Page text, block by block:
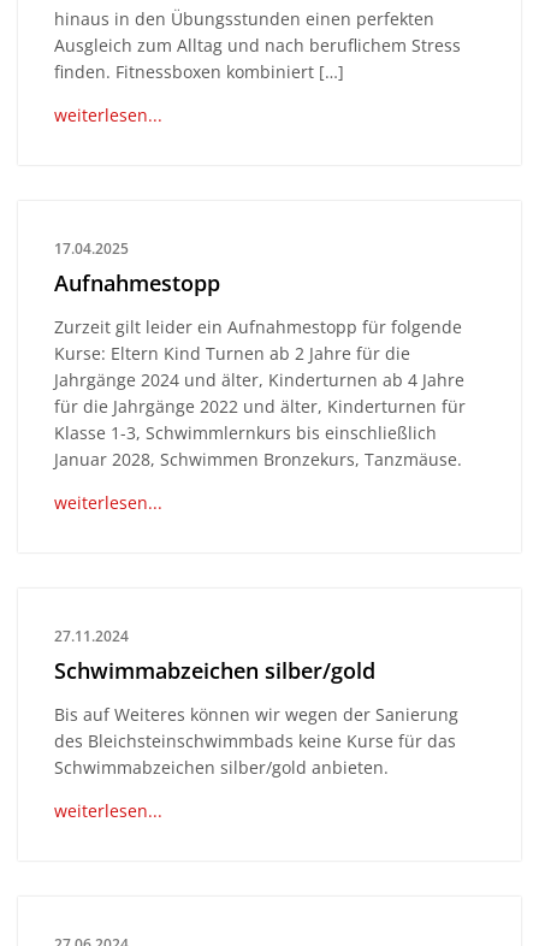
hinaus in den Übungsstunden einen perfekten
Ausgleich zum Alltag und nach beruflichem Stress
finden. Fitnessboxen kombiniert […]
weiterlesen...
17.04.2025
Aufnahmestopp
Zurzeit gilt leider ein Aufnahmestopp für folgende
Kurse: Eltern Kind Turnen ab 2 Jahre für die
Jahrgänge 2024 und älter, Kinderturnen ab 4 Jahre
für die Jahrgänge 2022 und älter, Kinderturnen für
Klasse 1-3, Schwimmlernkurs bis einschließlich
Januar 2028, Schwimmen Bronzekurs, Tanzmäuse.
weiterlesen...
27.11.2024
Schwimmabzeichen silber/gold
Bis auf Weiteres können wir wegen der Sanierung
des Bleichsteinschwimmbads keine Kurse für das
Schwimmabzeichen silber/gold anbieten.
weiterlesen...